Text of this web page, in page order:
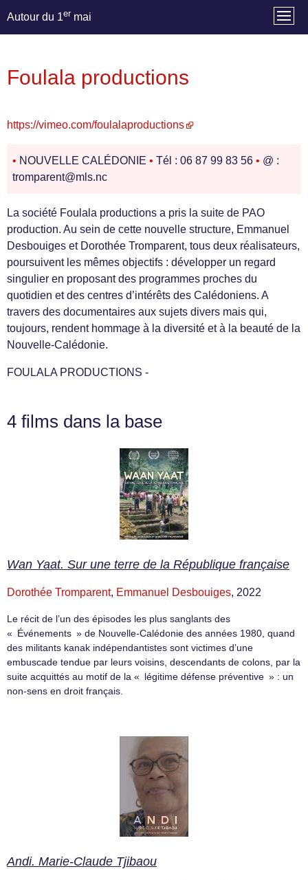
Autour du 1er mai
Foulala productions
https://vimeo.com/foulalaproductions
• NOUVELLE CALÉDONIE • Tél : 06 87 99 83 56 • @ :
tromparent@mls.nc
La société Foulala productions a pris la suite de PAO
production. Au sein de cette nouvelle structure, Emmanuel
Desbouiges et Dorothée Tromparent, tous deux réalisateurs,
poursuivent les mêmes objectifs : développer un regard
singulier en proposant des programmes proches du
quotidien et des centres d’intérêts des Calédoniens. A
travers des documentaires aux sujets divers mais qui,
toujours, rendent hommage à la diversité et à la beauté de la
Nouvelle-Calédonie.
FOULALA PRODUCTIONS -
4 films dans la base
Wan Yaat. Sur une terre de la République française
Dorothée Tromparent, Emmanuel Desbouiges, 2022
Le récit de l’un des épisodes les plus sanglants des
« Événements » de Nouvelle-Calédonie des années 1980, quand
des militants kanak indépendantistes sont victimes d’une
embuscade tendue par leurs voisins, descendants de colons, par la
suite acquittés au motif de la « légitime défense préventive » : un
non-sens en droit français.
Andi. Marie-Claude Tjibaou